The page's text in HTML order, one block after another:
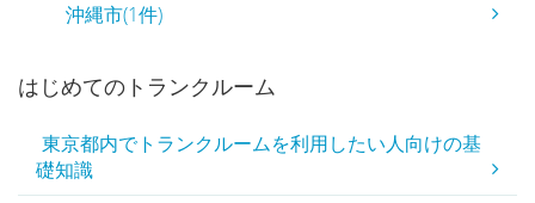
沖縄市(1件)
はじめてのトランクルーム
東京都内でトランクルームを利用したい人向けの基
礎知識